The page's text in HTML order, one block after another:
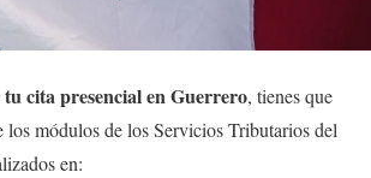
cita presencial en Guerrero, tienes que
módulos de los Servicios Tributarios del
en: